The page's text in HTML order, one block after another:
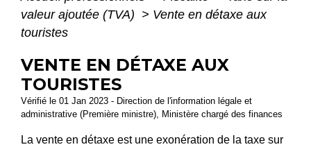
valeur ajoutée (TVA) > Vente en détaxe aux
touristes
VENTE EN DÉTAXE AUX
TOURISTES
Vérifié le 01 Jan 2023 - Direction de l'information légale et
administrative (Première ministre), Ministère chargé des finances
La vente en détaxe est une exonération de la taxe sur